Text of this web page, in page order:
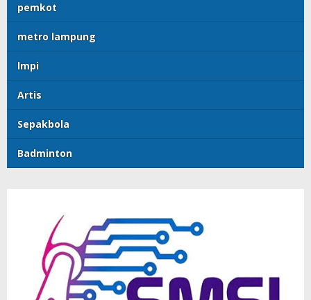
pemkot
metro lampung
lmpi
Artis
Sepakbola
Badminton